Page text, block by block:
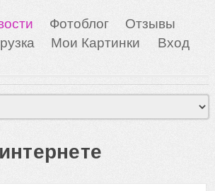
Фотоблог
Отзывы
Мои Картинки Вход